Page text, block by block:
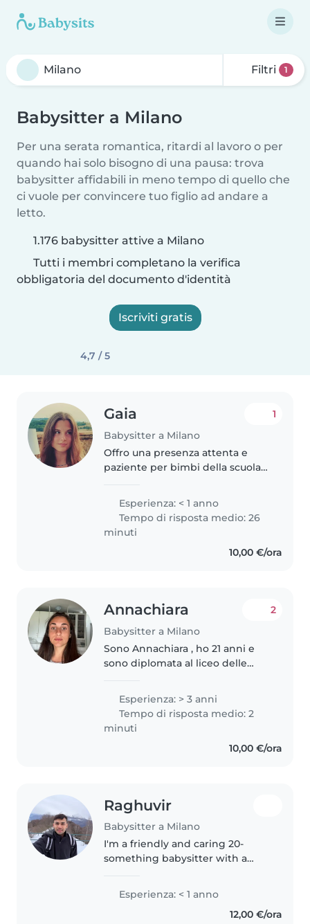
Filtri 1
Babysitter a Milano
Per una serata romantica, ritardi al lavoro o per
quando hai solo bisogno di una pausa: trova
babysitter affidabili in meno tempo di quello che
ci vuole per convincere tuo figlio ad andare a
letto.
1.176 babysitter attive a Milano
Tutti i membri completano la verifica
obbligatoria del documento d'identità
Iscriviti gratis
4,7 / 5
Gaia
Babysitter a Milano
1
Offro una presenza attenta e
paziente per bimbi della scuola
madrelingua italiana, ma parlo
anche inglese, lingua che ho
studiato a scuola e ho
approfondito..
Esperienza: < 1 anno
Tempo di risposta medio: 26
minuti
10,00 €/ora
Annachiara
Babysitter a Milano
2
Sono Annachiara , ho 21 anni e
sono diplomata al liceo delle
scienze sociologiche a Padova. A
settembre 2026 inizierò la
magistrale..
Esperienza: > 3 anni
Tempo di risposta medio: 2
minuti
10,00 €/ora
Raghuvir
Babysitter a Milano
I'm a friendly and caring 20-
something babysitter with a
children of all ages. I have a
Master's degree in Environment
and Food Economics from the
Esperienza: < 1 anno
12,00 €/ora